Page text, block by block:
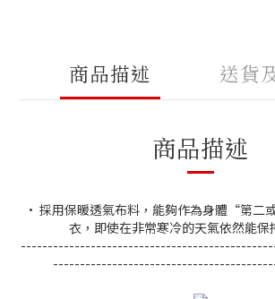
商品描述 送貨
商品描述
• 採用保暖透氣布料，能夠作為身體“第二
衣，即使在非常寒冷的天氣依然能保